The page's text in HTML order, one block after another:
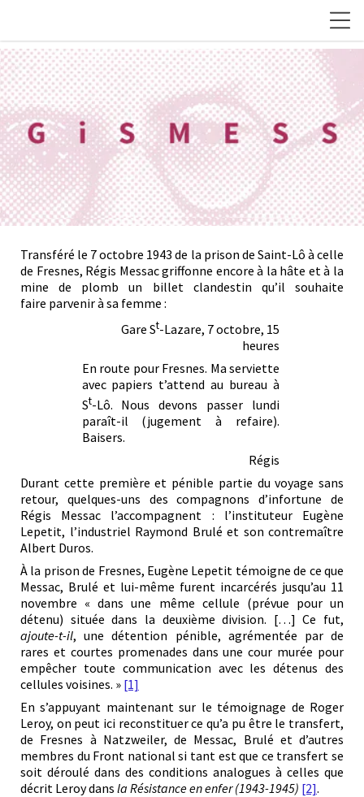
Transféré le 7 octobre 1943 de la prison de Saint-Lô à celle
de Fresnes, Régis Messac griffonne encore à la hâte et à la
mine de plomb un billet clandestin qu’il souhaite
faire parvenir à sa femme :
Gare St-Lazare, 7 octobre, 15
heures
En route pour Fresnes. Ma serviette
avec papiers t’attend au bureau à
St-Lô. Nous devons passer lundi
paraît-il (jugement à refaire).
Baisers.
Régis
Durant cette première et pénible partie du voyage sans
retour, quelques-uns des compagnons d’infortune de
Régis Messac l’accompagnent : l’instituteur Eugène
Lepetit, l’industriel Raymond Brulé et son contremaître
Albert Duros.
À la prison de Fresnes, Eugène Lepetit témoigne de ce que
Messac, Brulé et lui-même furent incarcérés jusqu’au 11
novembre « dans une même cellule (prévue pour un
détenu) située dans la deuxième division. […] Ce fut,
ajoute-t-il, une détention pénible, agrémentée par de
rares et courtes promenades dans une cour murée pour
empêcher toute communication avec les détenus des
cellules voisines. » [1]
En s’appuyant maintenant sur le témoignage de Roger
Leroy, on peut ici reconstituer ce qu’a pu être le transfert,
de Fresnes à Natzweiler, de Messac, Brulé et d’autres
membres du Front national si tant est que ce transfert se
soit déroulé dans des conditions analogues à celles que
décrit Leroy dans la Résistance en enfer (1943-1945) [2].